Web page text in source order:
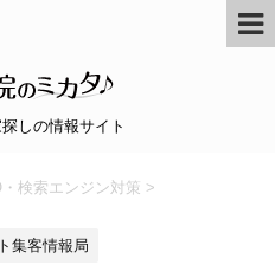
しの情報サイト
検索エンジン対策 >
集客情報局